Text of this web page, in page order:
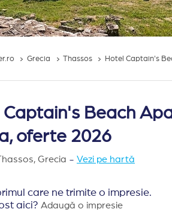
Grecia Thassos Hotel Captain's
Captain's Beach
oferte 2026
Grecia - Vezi pe hartă
care ne trimite o impresie.
aici? Adaugă o impresie